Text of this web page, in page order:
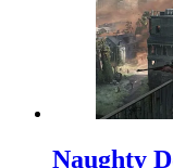
Naughty